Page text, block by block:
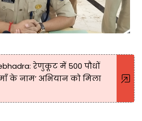
रेणुकूट में 500 पौधों
के नाम’ अभियान को मिला